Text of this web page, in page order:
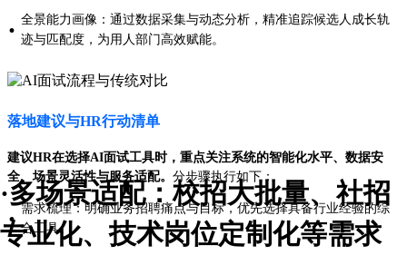
·多场景适配：校招大批量、社招
专业化、技术岗位定制化等需求
· 全景能力画像：通过数据采集与动态分析，精准追踪候选人成长轨
迹与匹配度，为用人部门高效赋能。
落地建议与HR行动清单
建议HR在选择AI面试工具时，重点关注系统的智能化水平、数据安
全、场景灵活性与服务适配。 分步骤执行如下：
· 需求梳理：明确业务招聘痛点与目标，优先选择具备行业经验的综
合工具。